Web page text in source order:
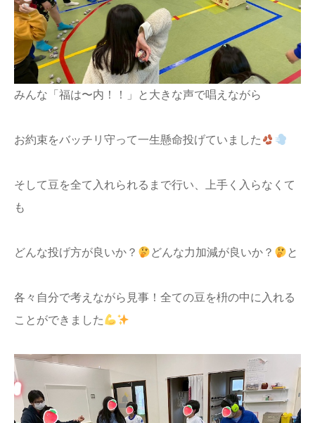
みんな「福は〜内！！」と大きな声で唱えながら
お約束をバッチリ守って一生懸命投げていました
そして豆を全て入れられるまで行い、上手く入らなくて
も
どんな投げ方が良いか？ どんな力加減が良いか？ と
各々自分で考えながら見事！全ての豆を枡の中に入れる
ことができました